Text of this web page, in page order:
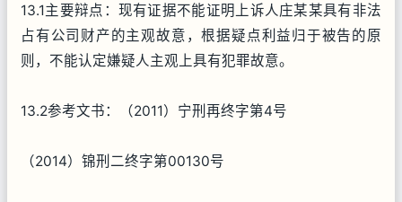
13.1主要辩点：现有证据不能证明上诉人庄某某具有非法
占有公司财产的主观故意，根据疑点利益归于被告的原
则，不能认定嫌疑人主观上具有犯罪故意。
13.2参考文书：（2011）宁刑再终字第4号
（2014）锦刑二终字第00130号